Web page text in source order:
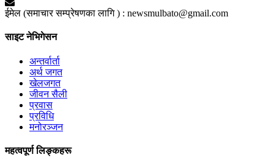
ईमेल (समाचार सम्प्रेषणका लागि ) : newsmulbato@gmail.com
साइट नेभिगेसन
अन्तर्वार्ता
अर्थ जगत
खेलजगत
जीवन सैली
प्रवास
प्रविधि
मनोरञ्जन
महत्वपूर्ण लिङ्कहरू